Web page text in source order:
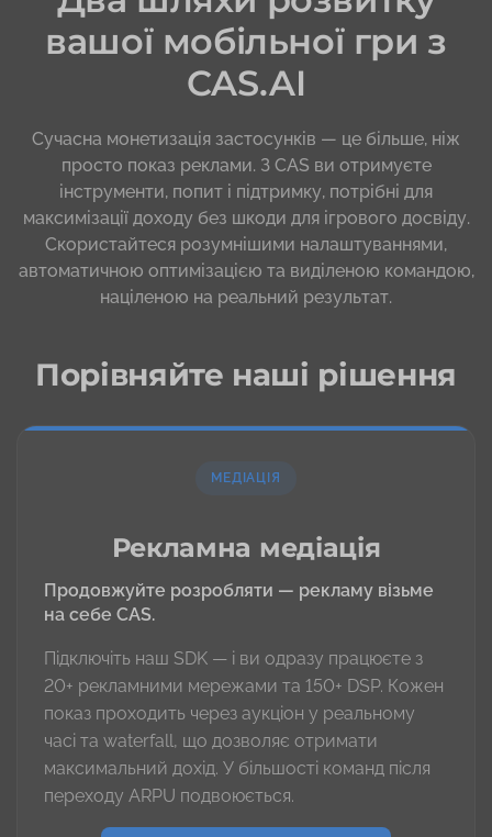
вашої мобільної гри з
CAS.AI
Сучасна монетизація застосунків — це більше, ніж
просто показ реклами. З CAS ви отримуєте
інструменти, попит і підтримку, потрібні для
максимізації доходу без шкоди для ігрового досвіду.
Скористайтеся розумнішими налаштуваннями,
автоматичною оптимізацією та виділеною командою,
націленою на реальний результат.
Порівняйте наші рішення
МЕДІАЦІЯ
Рекламна медіація
Продовжуйте розробляти — рекламу візьме
на себе CAS.
Підключіть наш SDK — і ви одразу працюєте з
20+ рекламними мережами та 150+ DSP. Кожен
показ проходить через аукціон у реальному
часі та waterfall, що дозволяє отримати
максимальний дохід. У більшості команд після
переходу ARPU подвоюється.